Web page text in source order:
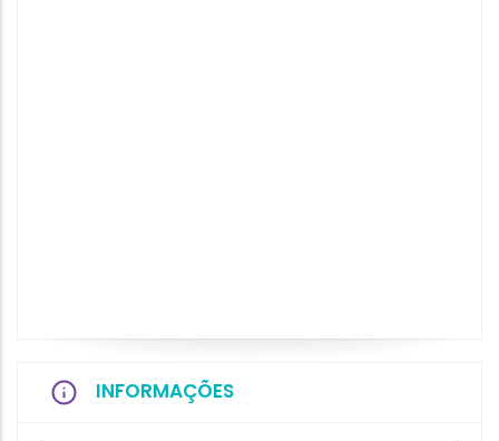
INFORMAÇÕES